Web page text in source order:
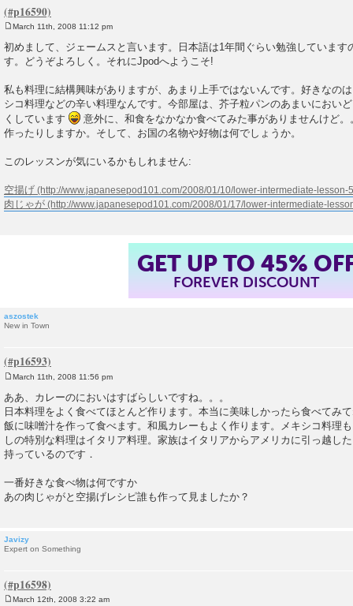
o
s
t
March 11th, 2008 11:12 pm
初めまして、ジェームスと言います。日本語は1年間ぐらい勉強しています
す。どうぞよろしく。それにJpodへようこそ!
私も料理に結構興味がありますが、あまり上手ではないんです。好きなの
シコ料理などの辛い料理なんです。今部屋は、芥子粒パンのあまいにおい
くしています
意外に、和食をなかなか食べてみた事がありませんけど
作ったりしますか。そして、お国の名物や好物は何でしょうか。
このレッスンが気にいるかもしれません:
空揚げ
肉じゃが
GET UP TO 45%
FOREVER DISCOUNT
aszostek
New in Town
o
s
t
March 11th, 2008 11:56 pm
ああ、カレーのにおいはすばらしいですね。。。
日本料理をよく食べてほとんど作ります。本当に美味しかったら食べてみ
飯に味噌汁を作って食べます。和風カレーもよく作ります。メキシコ料理
しの特別な料理はイタリア料理。家族はイタリアからアメリカに引っ越し
持っているのです．
一番好きな食べ物は何ですか
あの肉じゃがと空揚げレシピ誰も作って見ましたか？
Javizy
Expert on Something
March 12th, 2008 3:22 am